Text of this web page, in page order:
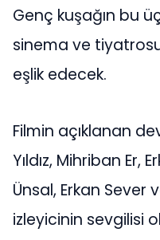
Genç kuşağın bu
sinema ve
eşlik edecek.
Filmin açıklanan
Yıldız, Mihriban Er,
Ünsal, Erkan Sever
izleyicinin sevgilisi